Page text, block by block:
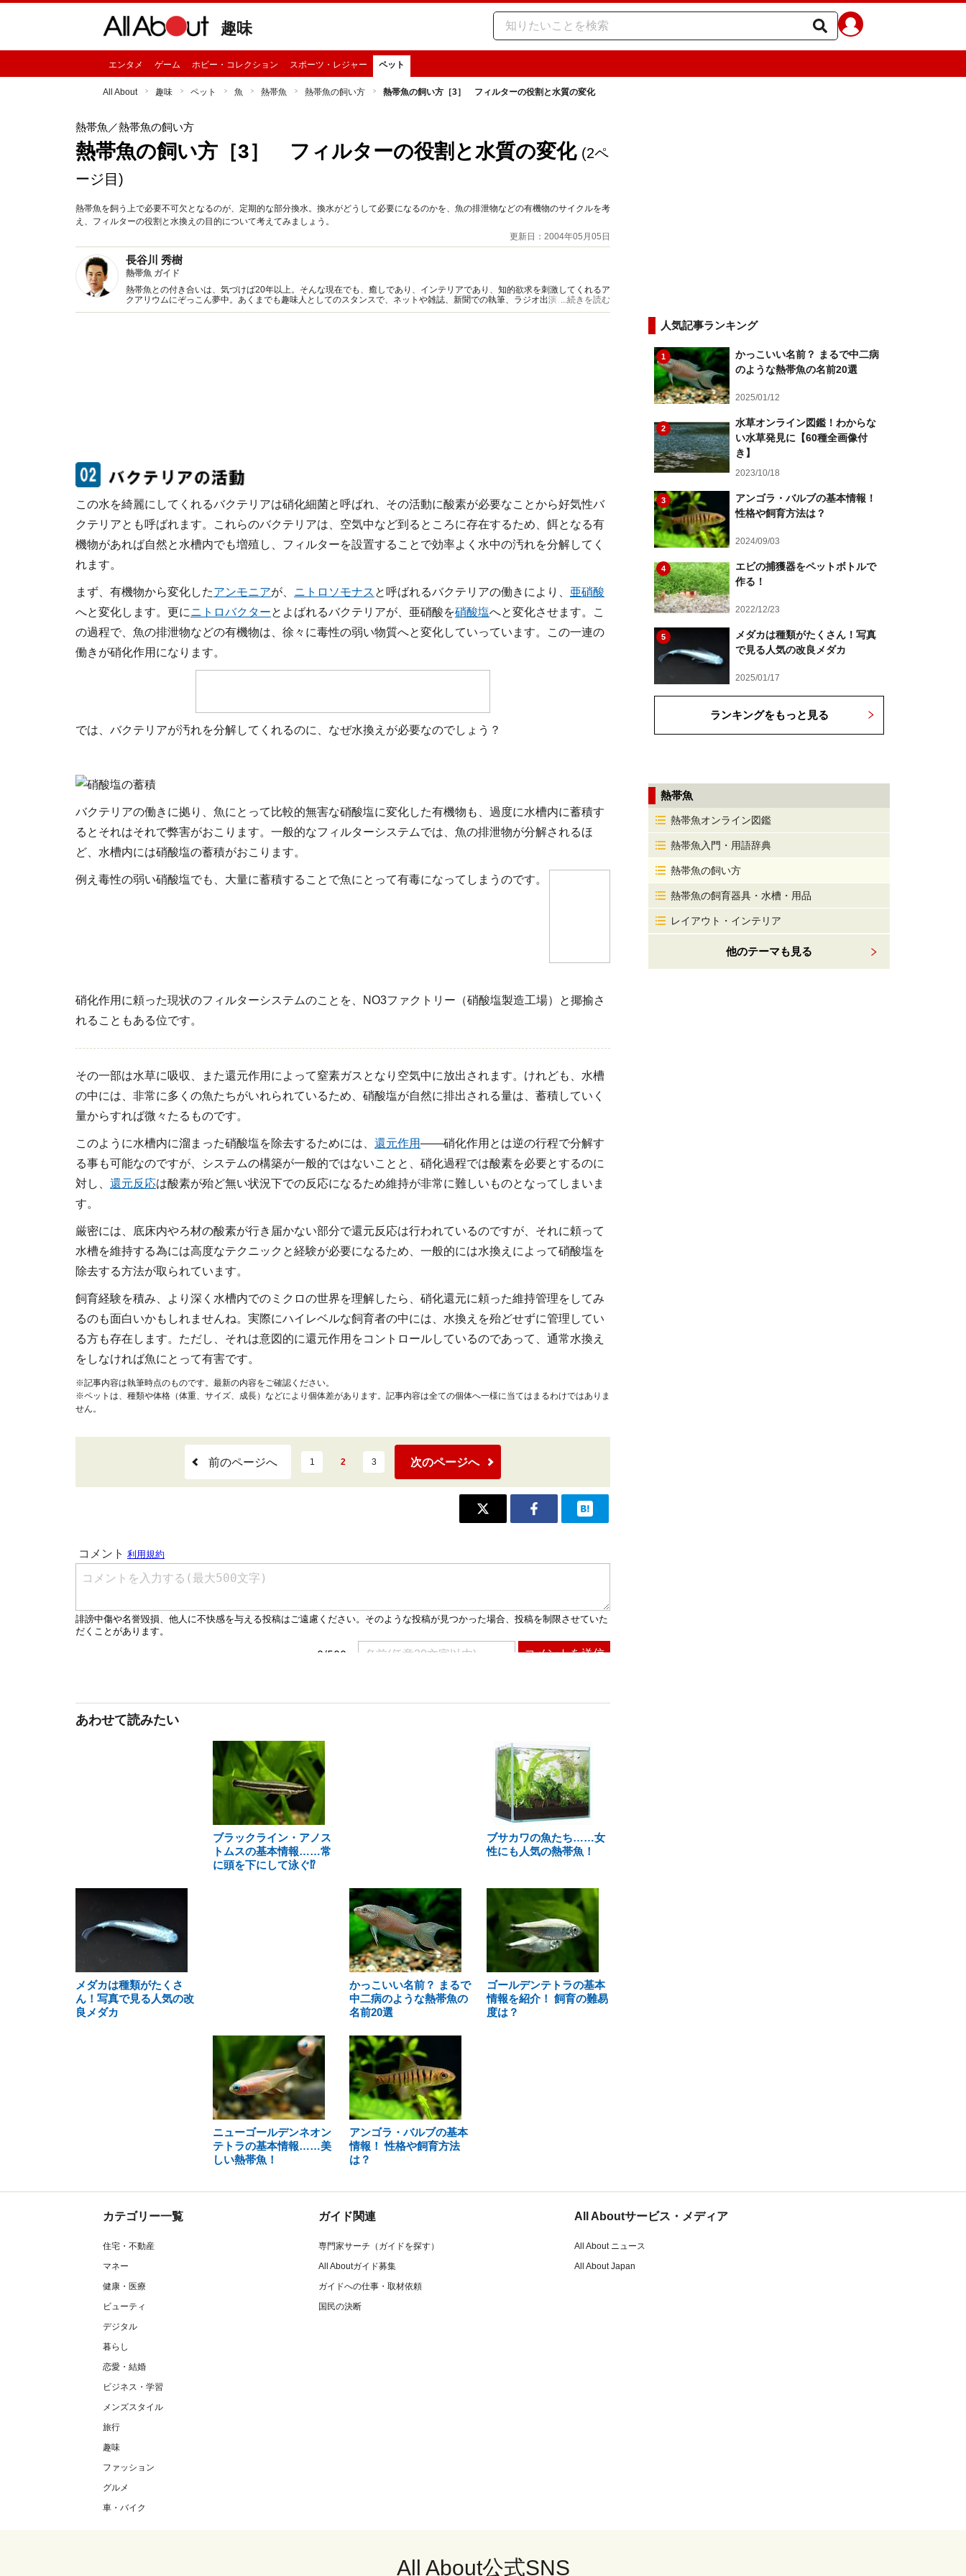
趣味
エンタメ ゲーム ホビー・コレクション スポーツ・レジャー ペット
All About 趣味 ペット 魚 熱帯魚 熱帯魚の飼い方 熱帯魚の飼い方［3］ フィルターの役割と水質の変化
熱帯魚 ／熱帯魚の飼い方
熱帯魚の飼い方［3］ フィルターの役割と水質の変化 (2ペ
ージ目)
熱帯魚を飼う上で必要不可欠となるのが、定期的な部分換水。換水がどうして必要になるのかを、魚の排泄物などの有機物のサイクルを考
え、フィルターの役割と水換えの目的について考えてみましょう。
更新日：2004年05月05日
長谷川 秀樹
熱帯魚 ガイド
熱帯魚との付き合いは、気づけば20年以上。そんな現在でも、癒しであり、インテリアであり、知的欲求を刺激してくれるア
クアリウムにぞっこん夢中。あくまでも趣味人としてのスタンスで、ネットや雑誌、新聞での執筆、ラジオ出演、熱帯魚の撮
影などをこなす。直近では、熱帯魚映像図鑑（DVD）の監修解説を行なう。
...続きを読む
この水を綺麗にしてくれるバクテリアは硝化細菌と呼ばれ、その活動に酸素が必要なことから好気性バ
クテリアとも呼ばれます。これらのバクテリアは、空気中など到るところに存在するため、餌となる有
機物があれば自然と水槽内でも増殖し、フィルターを設置することで効率よく水中の汚れを分解してく
れます。
まず、有機物から変化したアンモニアが、 ニトロソモナス と呼ばれるバクテリアの働きにより、 亜硝酸
へと変化します。更にニトロバクターとよばれるバクテリアが、亜硝酸を硝酸塩へと変化させます。こ
の過程で、魚の排泄物などの有機物は、徐々に毒性の弱い物質へと変化していっています。この一連の
働きが硝化作用になります。
では、バクテリアが汚れを分解してくれるのに、なぜ水換えが必要なのでしょう？
バクテリアの働きに拠り、魚にとって比較的無害な硝酸塩に変化した有機物も、過度に水槽内に蓄積す
るとそれはそれで弊害がおこります。一般的なフィルターシステムでは、魚の排泄物が分解されるほ
ど、水槽内には硝酸塩の蓄積がおこります。
例え毒性の弱い硝酸塩でも、大量に蓄積することで魚にとって有毒になってしまうのです。
硝化作用に頼った現状のフィルターシステムのことを、NO3ファクトリー（硝酸塩製造工場）と揶揄さ
れることもある位です。
その一部は水草に吸収、また還元作用によって窒素ガスとなり空気中に放出されます。けれども、水槽
の中には、非常に多くの魚たちがいれられているため、硝酸塩が自然に排出される量は、蓄積していく
量からすれば微々たるものです。
このように水槽内に溜まった硝酸塩を除去するためには、 還元作用――硝化作用とは逆の行程で分解す
る事も可能なのですが、システムの構築が一般的ではないことと、硝化過程では酸素を必要とするのに
対し、 還元反応は酸素が殆ど無い状況下での反応になるため維持が非常に難しいものとなってしまいま
す。
厳密には、底床内やろ材の酸素が行き届かない部分で還元反応は行われているのですが、それに頼って
水槽を維持する為には高度なテクニックと経験が必要になるため、一般的には水換えによって硝酸塩を
除去する方法が取られています。
飼育経験を積み、より深く水槽内でのミクロの世界を理解したら、硝化還元に頼った維持管理をしてみ
るのも面白いかもしれませんね。実際にハイレベルな飼育者の中には、水換えを殆どせずに管理してい
る方も存在します。ただし、それは意図的に還元作用をコントロールしているのであって、通常水換え
をしなければ魚にとって有害です。
※記事内容は執筆時点のものです。最新の内容をご確認ください。
※ペットは、種類や体格（体重、サイズ、成長）などにより個体差があります。記事内容は全ての個体へ一様に当てはまるわけではありま
せん。
前のページへ 1 2 3 次のページへ
あわせて読みたい
ブラックライン・アノス
トムスの基本情報……常
に頭を下にして泳ぐ⁉
ブサカワの魚たち……女
性にも人気の熱帯魚！
メダカは種類がたくさ
ん！写真で見る人気の改
良メダカ
かっこいい名前？ まるで
中二病のような熱帯魚の
名前20選
ゴールデンテトラの基本
情報を紹介！ 飼育の難易
度は？
ニューゴールデンネオン
テトラの基本情報……美
しい熱帯魚！
アンゴラ・バルブの基本
情報！ 性格や飼育方法
は？
人気記事ランキング
1
かっこいい名前？ まるで中二病
のような熱帯魚の名前20選
2025/01/12
2
水草オンライン図鑑！わからな
い水草発見に【60種全画像付
き】
2023/10/18
3
アンゴラ・バルブの基本情報！
性格や飼育方法は？
2024/09/03
4
エビの捕獲器をペットボトルで
作る！
2022/12/23
5
メダカは種類がたくさん！写真
で見る人気の改良メダカ
2025/01/17
ランキングをもっと見る
熱帯魚
熱帯魚オンライン図鑑
熱帯魚入門・用語辞典
熱帯魚の飼い方
熱帯魚の飼育器具・水槽・用品
レイアウト・インテリア
他のテーマも見る
カテゴリー一覧
住宅・不動産
マネー
健康・医療
ビューティ
デジタル
暮らし
恋愛・結婚
ビジネス・学習
メンズスタイル
旅行
趣味
ファッション
グルメ
車・バイク
ガイド関連
専門家サーチ（ガイドを探す）
All Aboutガイド募集
ガイドへの仕事・取材依頼
国民の決断
All Aboutサービス・メディア
All About ニュース
All About Japan
All About公式SNS